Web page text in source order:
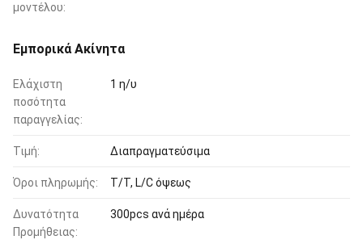
μοντέλου:
Εμπορικά Ακίνητα
Ελάχιστη
ποσότητα
παραγγελίας:
1 η/υ
Τιμή: Διαπραγματεύσιμα
Όροι πληρωμής: T/T, L/C όψεως
Δυνατότητα
Προμήθειας:
300pcs ανά ημέρα